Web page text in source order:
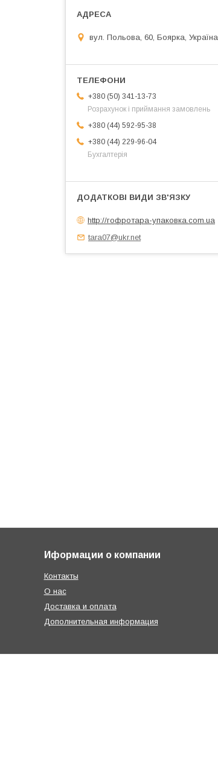
вул. Польова, 60, Боярка, Україна
+380 (50) 341-13-73
Розрахунок і приймання замовлень
+380 (44) 592-95-38
+380 (44) 229-96-04
Бухгалтерія
http://гофротара-упаковка.com.ua
tara07@ukr.net
Иформации о компании
Контакты
О нас
Доставка и оплата
Дополнительная информация